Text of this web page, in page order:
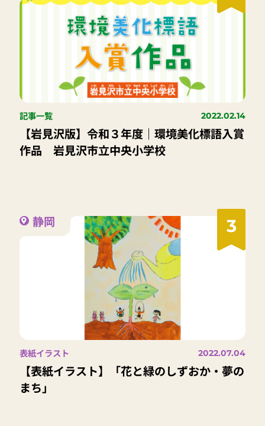
記事一覧 2022.02.14
【岩見沢版】令和３年度｜環境美化標語入賞
作品 岩見沢市立中央小学校
3
静岡
表紙イラスト 2022.07.04
【表紙イラスト】「花と緑のしずおか・夢の
まち」